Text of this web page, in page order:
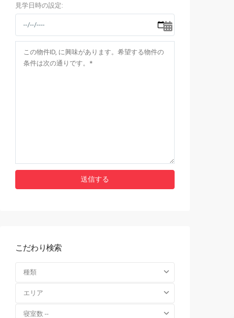
見学日時の設定:
こだわり検索
種類
エリア
寝室数 --